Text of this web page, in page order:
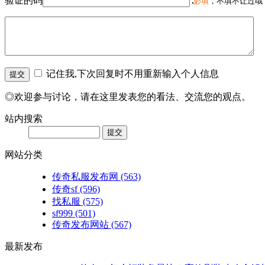
记住我,下次回复时不用重新输入个人信息
◎欢迎参与讨论，请在这里发表您的看法、交流您的观点。
站内搜索
网站分类
传奇私服发布网 (563)
传奇sf(596)
找私服 (575)
sf999 (501)
传奇发布网站 (567)
最新发布